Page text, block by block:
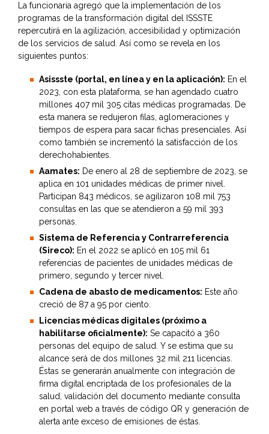
La funcionaria agregó que la implementación de los
programas de la transformación digital del ISSSTE
repercutirá en la agilización, accesibilidad y optimización
de los servicios de salud. Así como se revela en los
siguientes puntos:
Asissste (portal, en línea y en la aplicación): En el
2023, con esta plataforma, se han agendado cuatro
millones 407 mil 305 citas médicas programadas. De
esta manera se redujeron filas, aglomeraciones y
tiempos de espera para sacar fichas presenciales. Así
como también se incrementó la satisfacción de los
derechohabientes.
Aamates: De enero al 28 de septiembre de 2023, se
aplica en 101 unidades médicas de primer nivel.
Participan 843 médicos, se agilizaron 108 mil 753
consultas en las que se atendieron a 59 mil 393
personas.
Sistema de Referencia y Contrarreferencia
(Sireco): En el 2022 se aplicó en 105 mil 61
referencias de pacientes de unidades médicas de
primero, segundo y tercer nivel.
Cadena de abasto de medicamentos: Este año
creció de 87 a 95 por ciento.
Licencias médicas digitales (próximo a
habilitarse oficialmente): Se capacitó a 360
personas del equipo de salud. Y se estima que su
alcance será de dos millones 32 mil 211 licencias.
Éstas se generarán anualmente con integración de
firma digital encriptada de los profesionales de la
salud, validación del documento mediante consulta
en portal web a través de código QR y generación de
alerta ante exceso de emisiones de éstas.